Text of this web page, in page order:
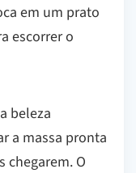
em um prato
escorrer o
beleza
a massa pronta
chegarem. O